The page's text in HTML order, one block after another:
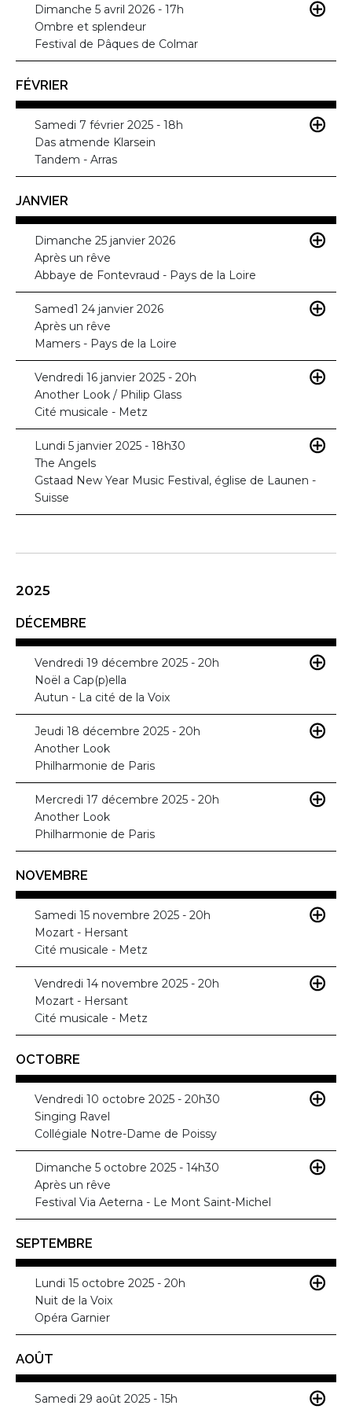
Dimanche 5 avril 2026 - 17h
Ombre et splendeur
Festival de Pâques de Colmar
FÉVRIER
Samedi 7 février 2025 - 18h
Das atmende Klarsein
Tandem - Arras
JANVIER
Dimanche 25 janvier 2026
Après un rêve
Abbaye de Fontevraud - Pays de la Loire
Samed1 24 janvier 2026
Après un rêve
Mamers - Pays de la Loire
Vendredi 16 janvier 2025 - 20h
Another Look / Philip Glass
Cité musicale - Metz
Lundi 5 janvier 2025 - 18h30
The Angels
Gstaad New Year Music Festival, église de Launen -
Suisse
2025
DÉCEMBRE
Vendredi 19 décembre 2025 - 20h
Noël a Cap(p)ella
Autun - La cité de la Voix
Jeudi 18 décembre 2025 - 20h
Another Look
Philharmonie de Paris
Mercredi 17 décembre 2025 - 20h
Another Look
Philharmonie de Paris
NOVEMBRE
Samedi 15 novembre 2025 - 20h
Mozart - Hersant
Cité musicale - Metz
Vendredi 14 novembre 2025 - 20h
Mozart - Hersant
Cité musicale - Metz
OCTOBRE
Vendredi 10 octobre 2025 - 20h30
Singing Ravel
Collégiale Notre-Dame de Poissy
Dimanche 5 octobre 2025 - 14h30
Après un rêve
Festival Via Aeterna - Le Mont Saint-Michel
SEPTEMBRE
Lundi 15 octobre 2025 - 20h
Nuit de la Voix
Opéra Garnier
AOÛT
Samedi 29 août 2025 - 15h